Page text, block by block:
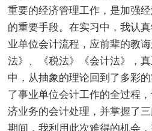
重要的经济管理工作，是加强
的重要手段。在实习中，我认
业单位会计流程，应前辈的教
法》、《税法》《会计法》，
中，从抽象的理论回到了多彩
了事业单位会计工作的全过程
济业务的会计处理，并掌握了
期间，我利用此次难得的机会